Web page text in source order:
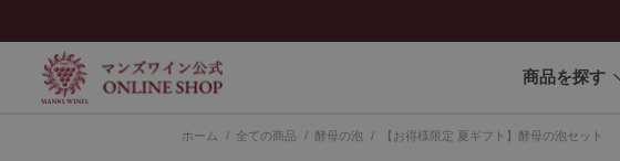
商品を探す
ホーム > 全ての商品 > 酵母の泡 > 【お得様限定 夏ギフト】酵母の泡セット